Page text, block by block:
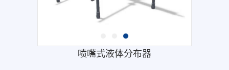
喷嘴式液体分布器